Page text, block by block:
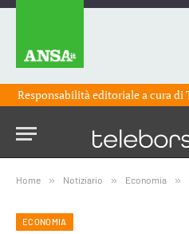
Responsabilità editoriale a cura di
Home » Notiziario » Economia »
ECONOMIA